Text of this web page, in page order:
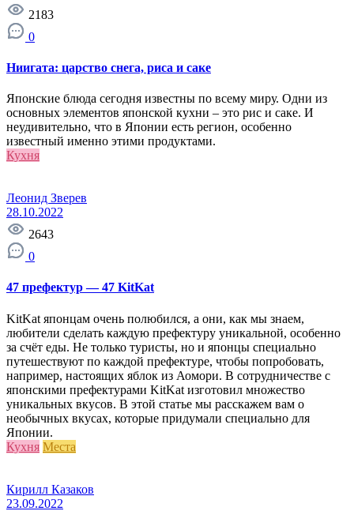
2183
0
Ниигата: царство снега, риса и саке
Японские блюда сегодня известны по всему миру. Одни из
основных элементов японской кухни – это рис и саке. И
неудивительно, что в Японии есть регион, особенно
известный именно этими продуктами.
Кухня
Леонид Зверев
28.10.2022
2643
0
47 префектур — 47 KitKat
KitKat японцам очень полюбился, а они, как мы знаем,
любители сделать каждую префектуру уникальной, особенно
за счёт еды. Не только туристы, но и японцы специально
путешествуют по каждой префектуре, чтобы попробовать,
например, настоящих яблок из Аомори. В сотрудничестве с
японскими префектурами KitKat изготовил множество
уникальных вкусов. В этой статье мы расскажем вам о
необычных вкусах, которые придумали специально для
Японии.
Кухня Места
Кирилл Казаков
23.09.2022